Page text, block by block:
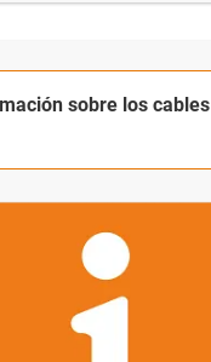
sobre los cables